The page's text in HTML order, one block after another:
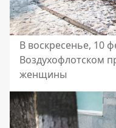
В воскресенье, 10
Воздухофлотском
женщины